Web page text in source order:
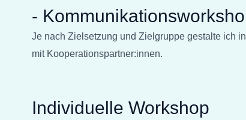
-
Je nach Zielsetzung und Zielgruppe gestalte ich
mit Kooperationspartner:innen.
Individuelle Workshop